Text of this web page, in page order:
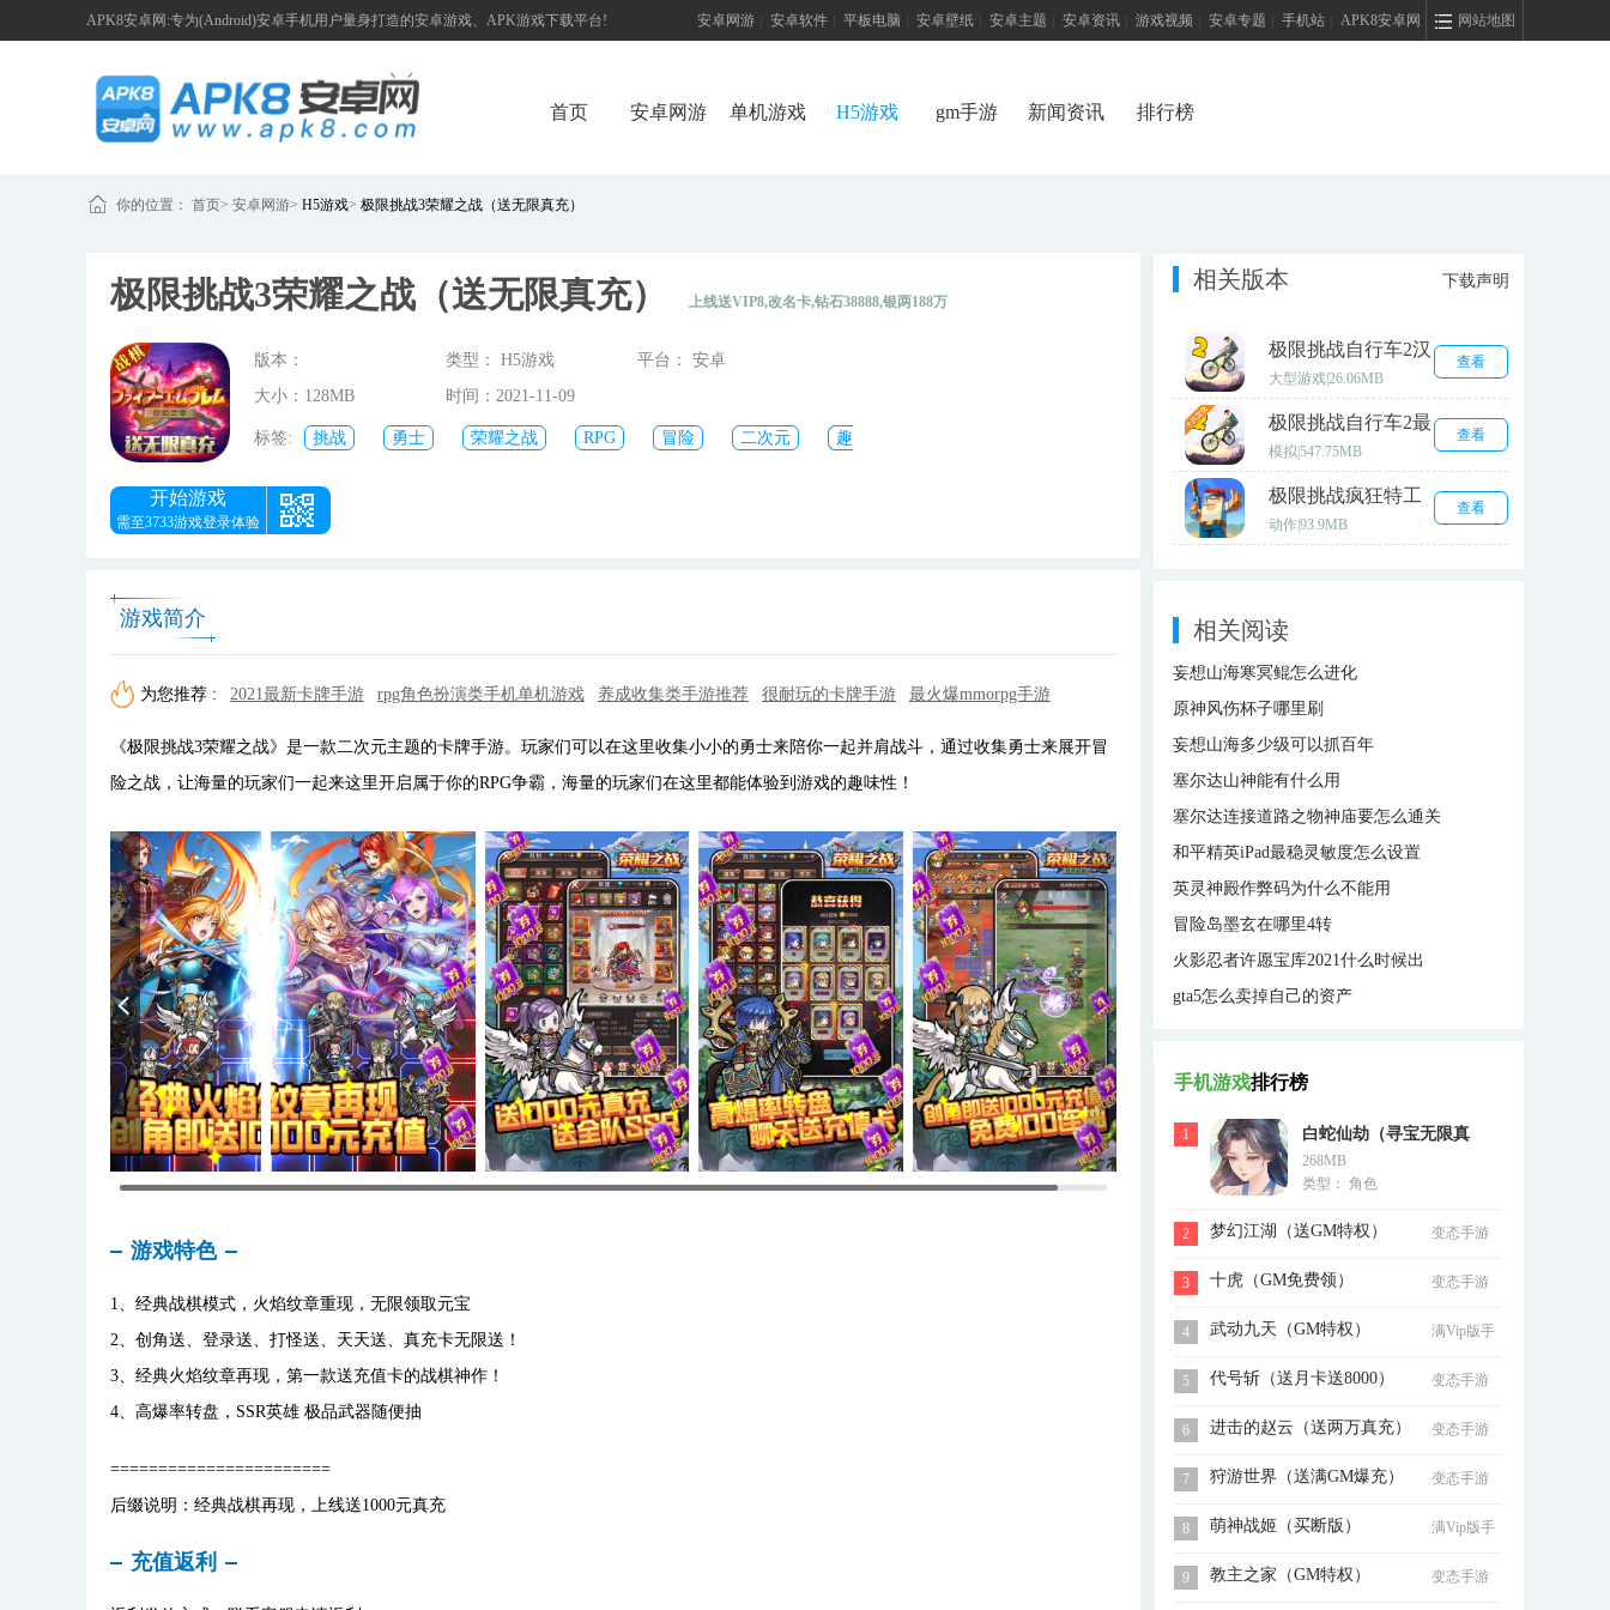
APK8安卓网:专为(Android)安卓手机用户量身打造的安卓游戏、APK游戏下载平台! 网站地图
安卓网游 安卓软件 平板电脑 安卓壁纸 安卓主题 安卓资讯 游戏视频 安卓专题 手机站 APK8安卓网
首页 安卓网游 单机游戏 H5游戏 gm手游 新闻资讯 排行榜
你的位置： 首页> 安卓网游> H5游戏> 极限挑战3荣耀之战（送无限真充）
极限挑战3荣耀之战（送无限真充） 上线送VIP8,改名卡,钻石38888,银两188万
版本： 类型： H5游戏
平台： 安卓
大小：128MB
时间：2021-11-09
16:33:30
标签: 挑战 勇士 荣耀之战 RPG 冒险 二次元
趣
开始游戏
需至3733游戏登录体验
游戏简介
为您推荐 : 2021最新卡牌手游 rpg角色扮演类手机单机游戏 养成收集类手游推荐 很耐玩的卡牌手游 最火爆mmorpg手游
《极限挑战3荣耀之战》是一款二次元主题的卡牌手游。玩家们可以在这里收集小小的勇士来陪你一起并肩战斗，通过收集勇士来展开冒
险之战，让海量的玩家们一起来这里开启属于你的RPG争霸，海量的玩家们在这里都能体验到游戏的趣味性！
游戏特色
1、经典战棋模式，火焰纹章重现，无限领取元宝
2、创角送、登录送、打怪送、天天送、真充卡无限送！
3、经典火焰纹章再现，第一款送充值卡的战棋神作！
4、高爆率转盘，SSR英雄 极品武器随便抽
=======================
后缀说明：经典战棋再现，上线送1000元真充
充值返利
相关版本 下载声明
极限挑战自行车2汉
化版
大型游戏26.06MB
查看
极限挑战自行车2最
新版
模拟547.75MB
查看
极限挑战疯狂特工
手机版
动作93.9MB
查看
相关阅读
妄想山海寒冥鲲怎么进化
原神风伤杯子哪里刷
妄想山海多少级可以抓百年
塞尔达山神能有什么用
塞尔达连接道路之物神庙要怎么通关
和平精英iPad最稳灵敏度怎么设置
英灵神殿作弊码为什么不能用
冒险岛墨玄在哪里4转
火影忍者许愿宝库2021什么时候出
gta5怎么卖掉自己的资产
手机游戏排行榜
1
白蛇仙劫（寻宝无限真
充）
268MB
类型： 角色
2 梦幻江湖（送GM特权） 变态手游
3 十虎（GM免费领） 变态手游
4 武动九天（GM特权）
满Vip版手
5
代号斩（送月卡送8000） 变态手游
6 进击的赵云（送两万真充） 变态手游
7 狩游世界（送满GM爆充） 变态手游
8 萌神战姬（买断版）
满Vip版手
9
教主之家（GM特权） 变态手游